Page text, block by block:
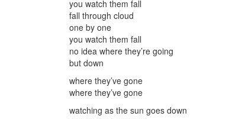
you watch them fall
fall through cloud
one by one
you watch them fall
no idea where they’re going
but down
where they’ve gone
where they’ve gone
watching as the sun goes down